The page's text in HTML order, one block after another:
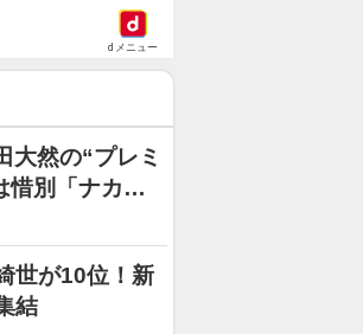
dメニュー
大然の“プレミ
惜別「ナカ以
現地発】
世が10位！新
結